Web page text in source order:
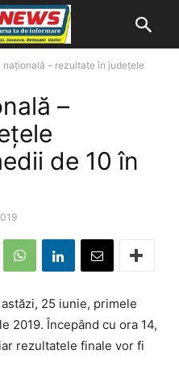
națională – rezultate în județele
–
de 10 în
25 iunie, primele
2019. Începând cu ora 14,
rezultatele finale vor fi